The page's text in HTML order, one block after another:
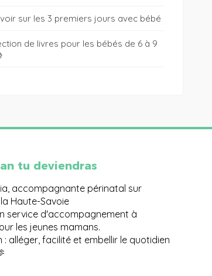
sur les 3 premiers jours avec bébé
de livres pour les bébés de 6 à 9
tu deviendras
accompagnante périnatal sur
Haute-Savoie
service d'accompagnement à
les jeunes mamans.
: alléger, facilité et embellir le quotidien